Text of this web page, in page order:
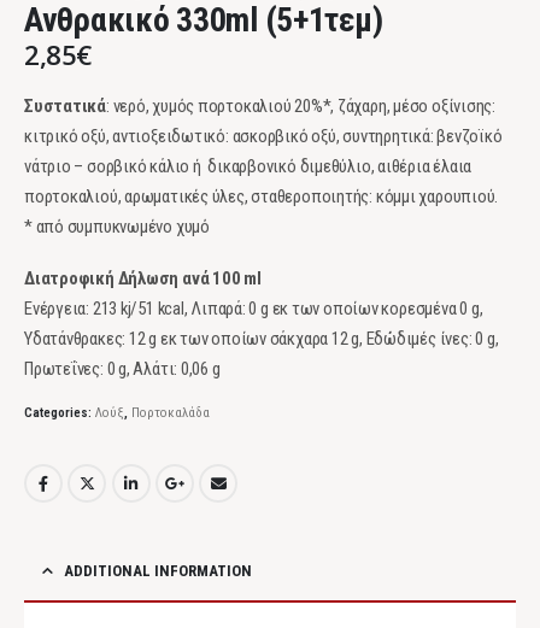
Ανθρακικό 330ml (5+1τεμ)
2,85€
Συστατικά: νερό, χυμός πορτοκαλιού 20%*, ζάχαρη, μέσο οξίνισης:
κιτρικό οξύ, αντιοξειδωτικό: ασκορβικό οξύ, συντηρητικά: βενζοϊκό
νάτριο – σορβικό κάλιο ή δικαρβονικό διμεθύλιο, αιθέρια έλαια
πορτοκαλιού, αρωματικές ύλες, σταθεροποιητής: κόμμι χαρουπιού.
* από συμπυκνωμένο χυμό
Διατροφική Δήλωση ανά 100 ml
Ενέργεια: 213 kj/51 kcal, Λιπαρά: 0 g εκ των οποίων κορεσμένα 0 g,
Υδατάνθρακες: 12 g εκ των οποίων σάκχαρα 12 g, Εδώδιμές ίνες: 0 g,
Πρωτεΐνες: 0 g, Αλάτι: 0,06 g
Categories: Λούξ Πορτοκαλάδα
ADDITIONAL INFORMATION